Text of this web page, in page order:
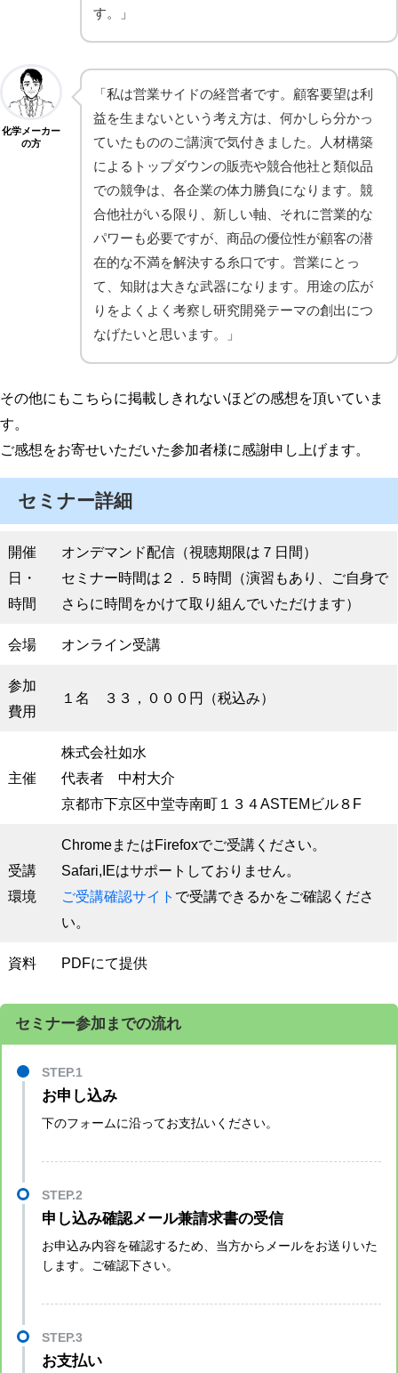
す。」
化学メーカー
の方
「私は営業サイドの経営者です。顧客要望は利
益を生まないという考え方は、何かしら分かっ
ていたもののご講演で気付きました。人材構築
によるトップダウンの販売や競合他社と類似品
での競争は、各企業の体力勝負になります。競
合他社がいる限り、新しい軸、それに営業的な
パワーも必要ですが、商品の優位性が顧客の潜
在的な不満を解決する糸口です。営業にとっ
て、知財は大きな武器になります。用途の広が
りをよくよく考察し研究開発テーマの創出につ
なげたいと思います。」
その他にもこちらに掲載しきれないほどの感想を頂いていま
す。
ご感想をお寄せいただいた参加者様に感謝申し上げます。
セミナー詳細
開催
日・
時間
オンデマンド配信（視聴期限は７日間）
セミナー時間は２．５時間（演習もあり、ご自身で
さらに時間をかけて取り組んでいただけます）
会場 オンライン受講
参加
費用
１名 ３３，０００円（税込み）
主催
株式会社如水
代表者 中村大介
京都市下京区中堂寺南町１３４ASTEMビル８F
受講
環境
ChromeまたはFirefoxでご受講ください。
Safari,IEはサポートしておりません。
ご受講確認サイト で受講できるかをご確認くださ
い。
資料 PDFにて提供
セミナー参加までの流れ
お申し込み
下のフォームに沿ってお支払いください。
申し込み確認メール兼請求書の受信
お申込み内容を確認するため、当方からメールをお送りいた
します。ご確認下さい。
お支払い